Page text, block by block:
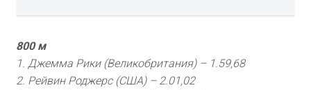
800 м
1. Джемма Рики (Великобритания) – 1.59,68
2. Рейвин Роджерс (США) – 2.01,02